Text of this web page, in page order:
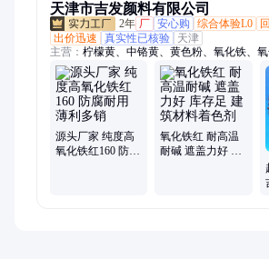
天津市吉发颜料有限公司
2年 厂 安心购 综合体验L0
出价迅速
真实性已核验
天津
主营： 柠檬黄、中铬黄、黄色粉、氧化铁、
剂、红颜料、染料颜料、粉末颜料、颜料定
涂料、耐晒颜料、地坪颜料、彩色涂料、着色
无机颜料、铬黄颜料、水泥绿色粉、建材水
粉、建筑用塑料棕、耐高温型颜料、耐高温
源头厂家 纯度高
氧化铁红160 防腐
氧化铁红 耐高温
耐碱 遮盖力好 库